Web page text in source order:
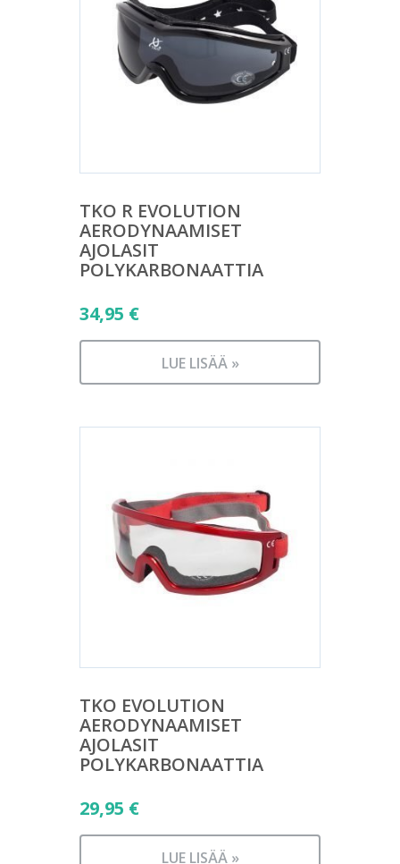
TKO R EVOLUTION
AERODYNAAMISET
AJOLASIT
POLYKARBONAATTIA
34,95 €
LUE LISÄÄ »
TKO EVOLUTION
AERODYNAAMISET
AJOLASIT
POLYKARBONAATTIA
29,95 €
LUE LISÄÄ »